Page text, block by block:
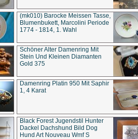
(mk010) Barocke Meissen Tasse,
Blumenbukett, Marcolini Periode
1774 - 1814, 1. Wahl
Schöner Alter Damenring Mit
Stein Und Kleinen Diamanten
Gold 375
Damenring Platin 950 Mit Saphir
1, 4 Karat
Black Forest Jugendstil Hunter
Dackel Dachshund Bild Dog
Hund Art Nouveau Wmf S